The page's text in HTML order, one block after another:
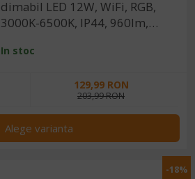
dimabil LED 12W, WiFi, RGB,
3000K-6500K, IP44, 960lm,
In stoc
129,99 RON
203,99 RON
Alege varianta
-18%